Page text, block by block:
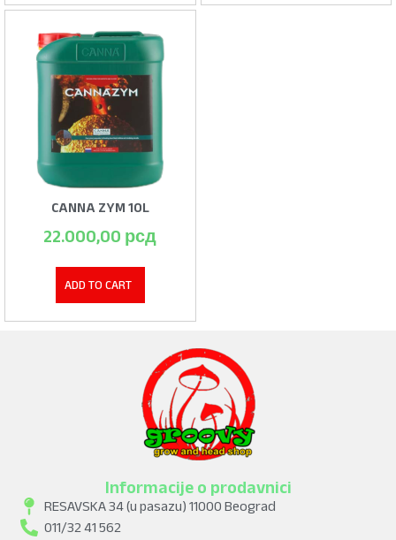
CANNA ZYM 10L
22.000,00 рсд
ADD TO CART
Informacije o prodavnici
RESAVSKA 34 (u pasazu) 11000 Beograd
011/32 41 562